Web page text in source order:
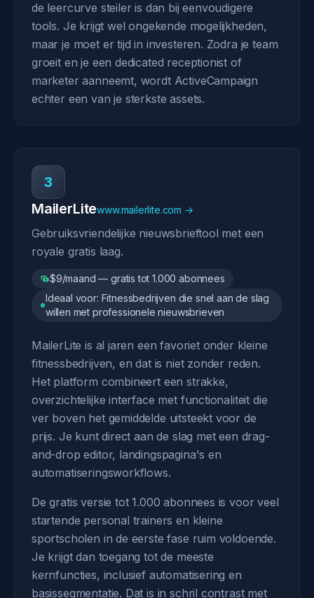
de leercurve steiler is dan bij eenvoudigere
tools. Je krijgt wel ongekende mogelijkheden,
maar je moet er tijd in investeren. Zodra je team
groeit en je een dedicated receptionist of
marketer aanneemt, wordt ActiveCampaign
echter een van je sterkste assets.
3
MailerLitewww.mailerlite.com →
Gebruiksvriendelijke nieuwsbrieftool met een
royale gratis laag.
$9/maand — gratis tot 1.000 abonnees
Ideaal voor: Fitnessbedrijven die snel aan de slag
willen met professionele nieuwsbrieven
MailerLite is al jaren een favoriet onder kleine
fitnessbedrijven, en dat is niet zonder reden.
Het platform combineert een strakke,
overzichtelijke interface met functionaliteit die
ver boven het gemiddelde uitsteekt voor de
prijs. Je kunt direct aan de slag met een drag-
and-drop editor, landingspagina's en
automatiseringsworkflows.
De gratis versie tot 1.000 abonnees is voor veel
startende personal trainers en kleine
sportscholen in de eerste fase ruim voldoende.
Je krijgt dan toegang tot de meeste
kernfuncties, inclusief automatisering en
basissegmentatie. Dat is in schril contrast met